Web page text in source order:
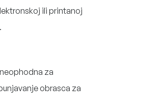
ili printanoj
za
obrasca za